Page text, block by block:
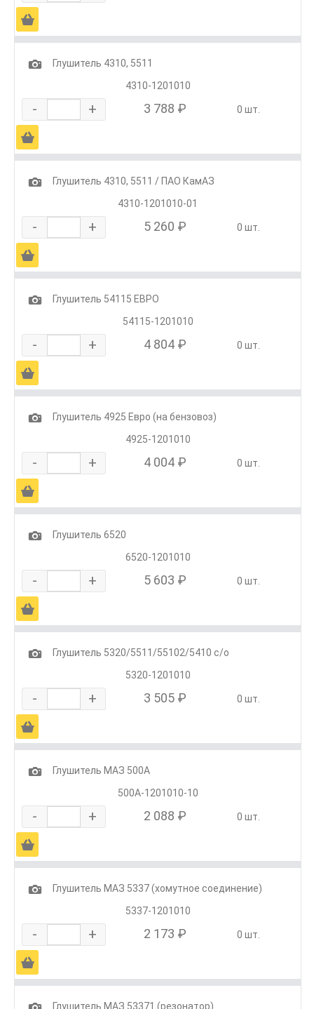
Ä
1
Глушитель 4310, 5511
4310-1201010
- + 3 788 ₽ 0 шт.
Ä
1
Глушитель 4310, 5511 / ПАО КамАЗ
4310-1201010-01
- + 5 260 ₽ 0 шт.
Ä
1
Глушитель 54115 ЕВРО
54115-1201010
- + 4 804 ₽ 0 шт.
Ä
1
Глушитель 4925 Евро (на бензовоз)
4925-1201010
- + 4 004 ₽ 0 шт.
Ä
1
Глушитель 6520
6520-1201010
- + 5 603 ₽ 0 шт.
Ä
1
Глушитель 5320/5511/55102/5410 с/о
5320-1201010
- + 3 505 ₽ 0 шт.
Ä
1
Глушитель МАЗ 500А
500А-1201010-10
- + 2 088 ₽ 0 шт.
Ä
1
Глушитель МАЗ 5337 (хомутное соединение)
5337-1201010
- + 2 173 ₽ 0 шт.
Ä
Глушитель МАЗ 53371 (резонатор)